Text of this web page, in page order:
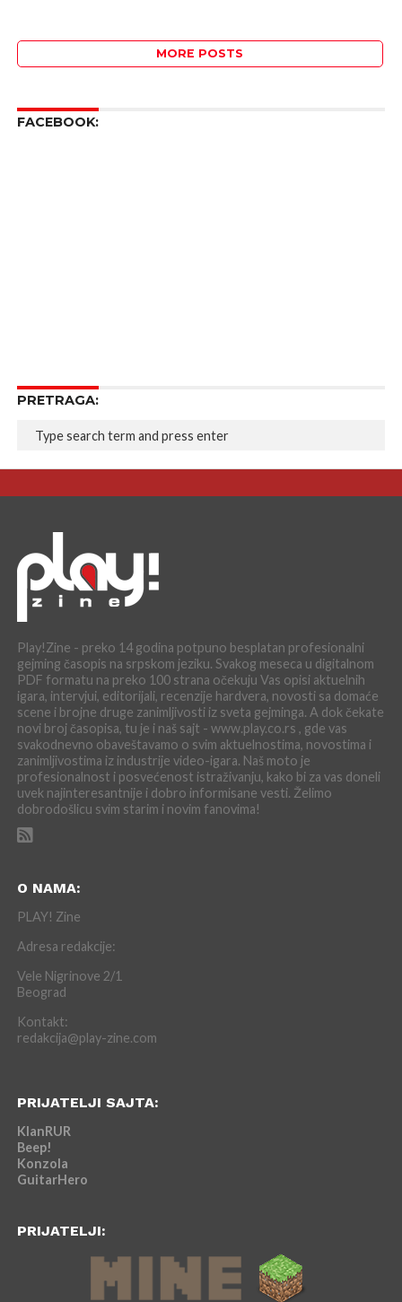
MORE POSTS
FACEBOOK:
PRETRAGA:
Play!Zine - preko 14 godina potpuno besplatan profesionalni
gejming časopis na srpskom jeziku. Svakog meseca u digitalnom
PDF formatu na preko 100 strana očekuju Vas opisi aktuelnih
igara, intervjui, editorijali, recenzije hardvera, novosti sa domaće
scene i brojne druge zanimljivosti iz sveta gejminga. A dok čekate
novi broj časopisa, tu je i naš sajt - www.play.co.rs , gde vas
svakodnevno obaveštavamo o svim aktuelnostima, novostima i
zanimljivostima iz industrije video-igara. Naš moto je
profesionalnost i posvećenost istraživanju, kako bi za vas doneli
uvek najinteresantnije i dobro informisane vesti. Želimo
dobrodošlicu svim starim i novim fanovima!
O NAMA:
PLAY! Zine
Adresa redakcije:
Vele Nigrinove 2/1
Beograd
Kontakt:
redakcija@play-zine.com
PRIJATELJI SAJTA:
KlanRUR
Beep!
Konzola
GuitarHero
PRIJATELJI: